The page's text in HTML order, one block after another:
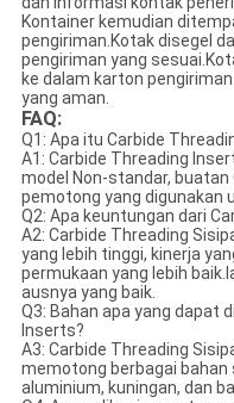
Kontainer kemudian
pengiriman.Kotak disegel
pengiriman yang
ke dalam karton
yang aman.
FAQ:
Q1: Apa itu Carbide
A1: Carbide Threading
model Non-standar, buatan
pemotong yang digunakan
Q2: Apa keuntungan dari
A2: Carbide Threading
yang lebih tinggi, kinerja
permukaan yang lebih
ausnya yang baik.
Q3: Bahan apa yang dapat
Inserts?
A3: Carbide Threading
memotong berbagai bahan
aluminium, kuningan, dan